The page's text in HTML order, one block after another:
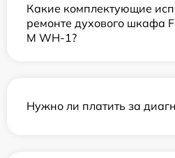
Какие комплектующие
ремонте духового шкафа
M WH-1?
Нужно ли платить за